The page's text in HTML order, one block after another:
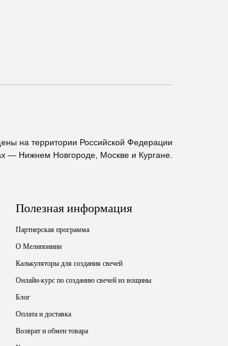
на территории Российской Федерации
— Нижнем Новгороде, Москве и Кургане.
Полезная информация
Партнерская программа
О Мелипонини
Калькуляторы для создания свечей
Онлайн-курс по созданию свечей из вощины
Блог
Оплата и доставка
Возврат и обмен товара